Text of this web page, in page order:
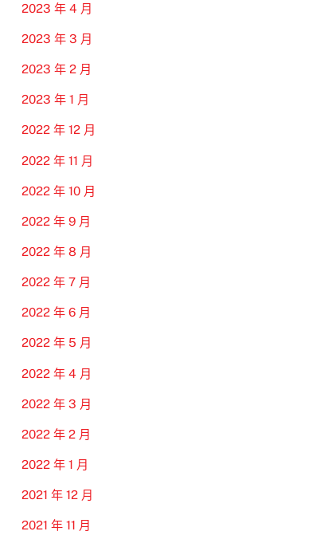
2023 年 4 月
2023 年 3 月
2023 年 2 月
2023 年 1 月
2022 年 12 月
2022 年 11 月
2022 年 10 月
2022 年 9 月
2022 年 8 月
2022 年 7 月
2022 年 6 月
2022 年 5 月
2022 年 4 月
2022 年 3 月
2022 年 2 月
2022 年 1 月
2021 年 12 月
2021 年 11 月